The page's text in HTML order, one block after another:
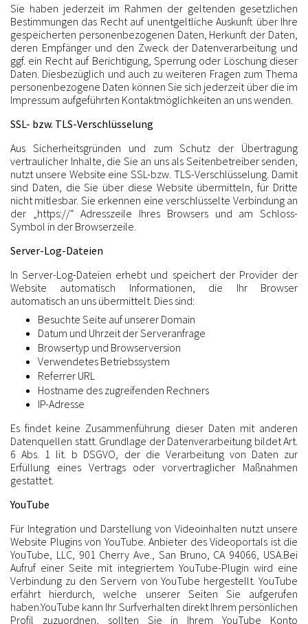
Sie haben jederzeit im Rahmen der geltenden gesetzlichen
Bestimmungen das Recht auf unentgeltliche Auskunft über Ihre
gespeicherten personenbezogenen Daten, Herkunft der Daten,
deren Empfänger und den Zweck der Datenverarbeitung und
ggf. ein Recht auf Berichtigung, Sperrung oder Löschung dieser
Daten. Diesbezüglich und auch zu weiteren Fragen zum Thema
personenbezogene Daten können Sie sich jederzeit über die im
Impressum aufgeführten Kontaktmöglichkeiten an uns wenden.
SSL- bzw. TLS-Verschlüsselung
Aus Sicherheitsgründen und zum Schutz der Übertragung
vertraulicher Inhalte, die Sie an uns als Seitenbetreiber senden,
nutzt unsere Website eine SSL-bzw. TLS-Verschlüsselung. Damit
sind Daten, die Sie über diese Website übermitteln, für Dritte
nicht mitlesbar. Sie erkennen eine verschlüsselte Verbindung an
der „https://“ Adresszeile Ihres Browsers und am Schloss-
Symbol in der Browserzeile.
Server-Log-Dateien
In Server-Log-Dateien erhebt und speichert der Provider der
Website automatisch Informationen, die Ihr Browser
automatisch an uns übermittelt. Dies sind:
Besuchte Seite auf unserer Domain
Datum und Uhrzeit der Serveranfrage
Browsertyp und Browserversion
Verwendetes Betriebssystem
Referrer URL
Hostname des zugreifenden Rechners
IP-Adresse
Es findet keine Zusammenführung dieser Daten mit anderen
Datenquellen statt. Grundlage der Datenverarbeitung bildet Art.
6 Abs. 1 lit. b DSGVO, der die Verarbeitung von Daten zur
Erfüllung eines Vertrags oder vorvertraglicher Maßnahmen
gestattet.
YouTube
Für Integration und Darstellung von Videoinhalten nutzt unsere
Website Plugins von YouTube. Anbieter des Videoportals ist die
YouTube, LLC, 901 Cherry Ave., San Bruno, CA 94066, USA.Bei
Aufruf einer Seite mit integriertem YouTube-Plugin wird eine
Verbindung zu den Servern von YouTube hergestellt. YouTube
erfährt hierdurch, welche unserer Seiten Sie aufgerufen
haben.YouTube kann Ihr Surfverhalten direkt Ihrem persönlichen
Profil zuzuordnen, sollten Sie in Ihrem YouTube Konto